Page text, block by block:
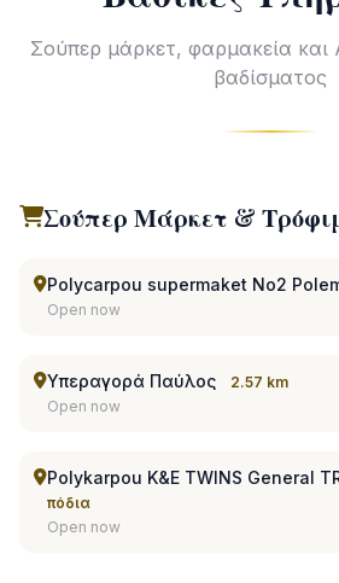
Σούπερ μάρκετ, φαρμακεία
βαδίσματος
Σούπερ Μάρκετ &
Polycarpou supermaket No2
Open now
Υπεραγορά Παύλος
2.57 km
Open now
Polykarpou K&E TWINS General
πόδια
Open now